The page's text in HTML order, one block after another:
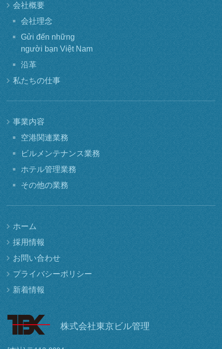
会社概要
会社理念
Gửi đến những
người bạn Việt Nam
沿革
私たちの仕事
事業内容
空港関連業務
ビルメンテナンス業務
ホテル管理業務
その他の業務
ホーム
採用情報
お問い合わせ
プライバシーポリシー
新着情報
株式会社東京ビル管理